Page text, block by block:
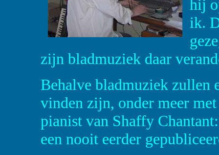
hij
ik.
zijn bladmuziek daar
Behalve bladmuziek zullen
vinden zijn, onder meer
pianist van Shaffy
een nooit eerder